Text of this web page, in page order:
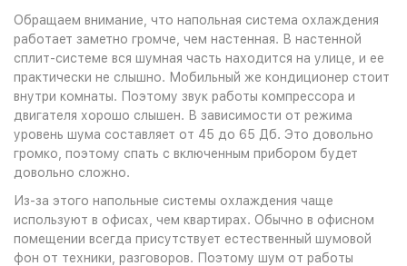
Обращаем внимание, что напольная система охлаждения
работает заметно громче, чем настенная. В настенной
сплит-системе вся шумная часть находится на улице, и ее
практически не слышно. Мобильный же кондиционер стоит
внутри комнаты. Поэтому звук работы компрессора и
двигателя хорошо слышен. В зависимости от режима
уровень шума составляет от 45 до 65 Дб. Это довольно
громко, поэтому спать с включенным прибором будет
довольно сложно.
Из-за этого напольные системы охлаждения чаще
используют в офисах, чем квартирах. Обычно в офисном
помещении всегда присутствует естественный шумовой
фон от техники, разговоров. Поэтому шум от работы